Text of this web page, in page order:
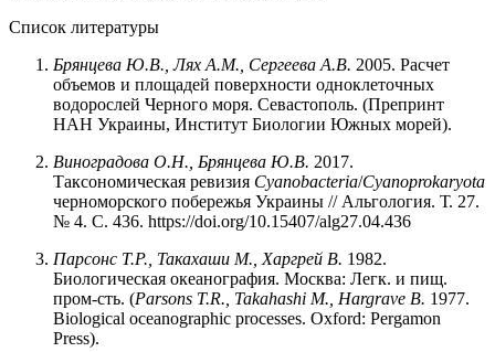
Список литературы
Брянцева Ю.В., Лях А.М., Сергеева А.В. 2005. Расчет
объемов и площадей поверхности одноклеточных
водорослей Черного моря. Севастополь. (Препринт
НАН Украины, Институт Биологии Южных морей).
Виноградова О.Н., Брянцева Ю.В. 2017.
Таксономическая ревизия Сyanobacteria/Сyanoprokaryota
черноморского побережья Украины // Альгология. Т. 27.
№ 4. С. 436. https://doi.org/10.15407/alg27.04.436
Парсонс Т.Р., Такахаши М., Харгрей В. 1982.
Биологическая океанография. Москва: Легк. и пищ.
пром-сть. (Parsons T.R., Takahashi M., Hargrave B. 1977.
Biological oceanographic processes. Oxford: Pergamon
Press).